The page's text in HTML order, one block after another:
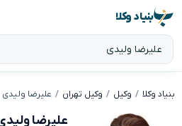
بنیاد وکلا
بنیاد وکلا وکیل وکیل تهران علیرضا ولیدی
علیرضا